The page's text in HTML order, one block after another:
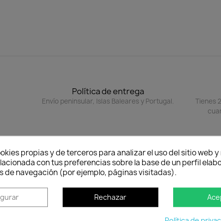
Política de entrega
Envío peninsular, Islas Baleares y Portugal.
Tienes
propias y de terceros para analizar el uso del sitio web
con tus preferencias sobre la base de un perfil
de navegación (por ejemplo, páginas visitadas).
Rechazar